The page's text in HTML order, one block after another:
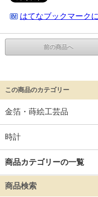
はてなブックマーク
前の商品へ
この商品のカテゴリー
金箔・蒔絵工芸品
時計
商品カテゴリーの一覧
商品検索